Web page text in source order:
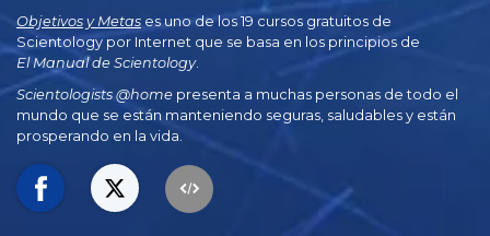
Objetivos y Metas es uno de los 19 cursos gratuitos de
Scientology por Internet que se basa en los principios de
El Manual de Scientology.
Scientologists @home presenta a muchas personas de todo el
mundo que se están manteniendo seguras, saludables y están
prosperando en la vida.